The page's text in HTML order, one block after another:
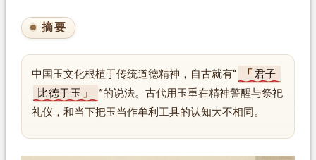
摘要
中国玉文化根植于传统道德精神，自古就有“
君子
比德于玉
”的说法。古代用玉重在精神警醒与祭祀
礼仪，和当下把玉当作牟利工具的认知大不相同。